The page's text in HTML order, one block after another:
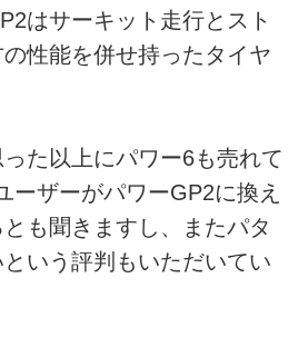
はサーキット走行とスト
性能を併せ持ったタイヤ
った以上にパワー6も売れて
ーザーがパワーGP2に換え
も聞きますし、またパタ
いう評判もいただいてい